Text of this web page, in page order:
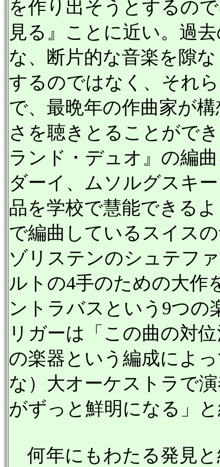
を作り出そうとするの
見る』ことに近い。過
な、断片的な音楽を隙
するのではなく、それ
で、最晩年の作曲家が
さを聴きとることがで
ランド・デュオ』の編
ダーイ、ムソルグスキ
品を学校で慧能できる
で編曲しているスイス
ゾリステンのシュテフ
ルトの4手のための大作
ントラバスという9つの
リガーは「この曲の対
の楽器という編成によ
な）大オーケストラで
がずっと鮮明になる」
何年にもわたる発見